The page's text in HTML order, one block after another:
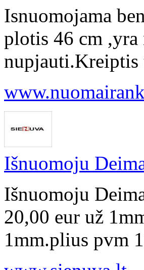
Isnuomojama
plotis 46 cm
nupjauti.Kreiptis
Išnuomoju
Išnuomoju
20,00 eur už
1mm.plius pvm